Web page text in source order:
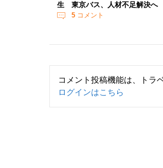
生 東京バス、人材不足解決へ
5 コメント
コメント投稿機能は、トラ
ログインはこちら